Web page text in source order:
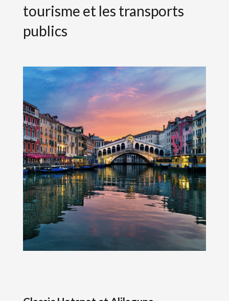
tourisme et les transports
publics